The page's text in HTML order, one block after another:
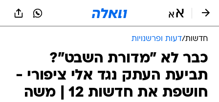
חדשות/דעות ופרשנויות
כבר לא "מדורת השבט"?
תביעת העתק נגד אלי ציפורי -
חושפת את חדשות 12 | משה